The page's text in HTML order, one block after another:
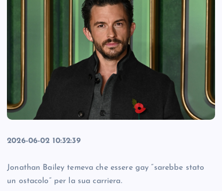
2026-06-02 10:32:39
Jonathan Bailey temeva che essere gay “sarebbe stato
un ostacolo” per la sua carriera.